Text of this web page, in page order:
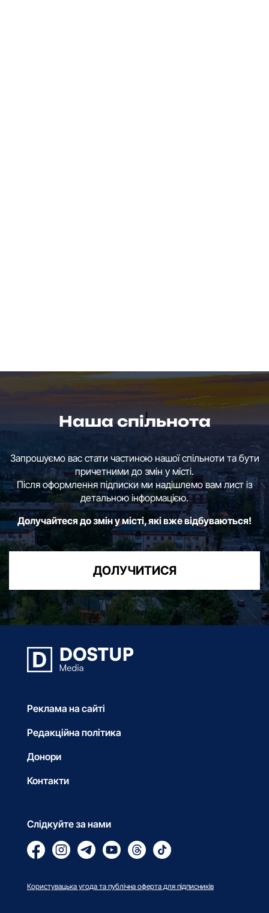
Наша спільнота
Запрошуємо вас стати частиною нашої спільноти та бути
причетними до змін у місті.
Після оформлення підписки ми надішлемо вам лист із
детальною інформацією.
Долучайтеся до змін у місті, які вже відбуваються!
ДОЛУЧИТИСЯ
Реклама на сайті
Редакційна політика
Донори
Контакти
Слідкуйте за нами
Користувацька угода та публічна оферта для підписників